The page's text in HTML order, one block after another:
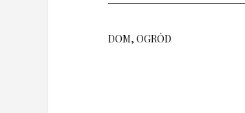
DOM, OGRÓD